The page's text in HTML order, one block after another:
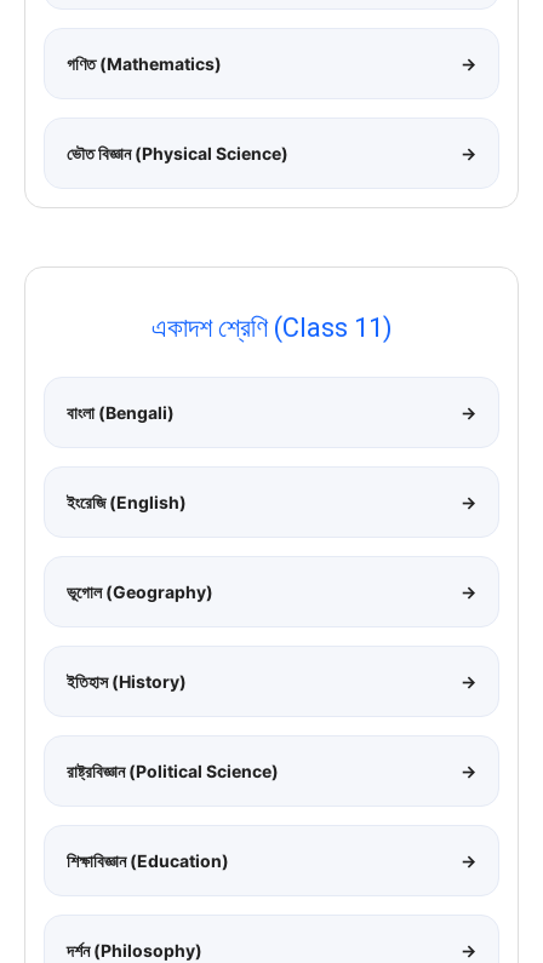
গণিত (Mathematics) →
ভৌত বিজ্ঞান (Physical Science) →
একাদশ শ্রেণি (Class 11)
বাংলা (Bengali) →
ইংরেজি (English) →
ভূগোল (Geography) →
ইতিহাস (History) →
রাষ্ট্রবিজ্ঞান (Political Science) →
শিক্ষাবিজ্ঞান (Education) →
দর্শন (Philosophy) →